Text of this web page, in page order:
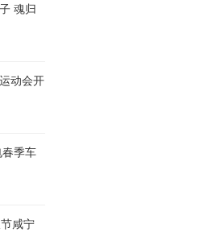
魂归
动会开
季车
咸宁